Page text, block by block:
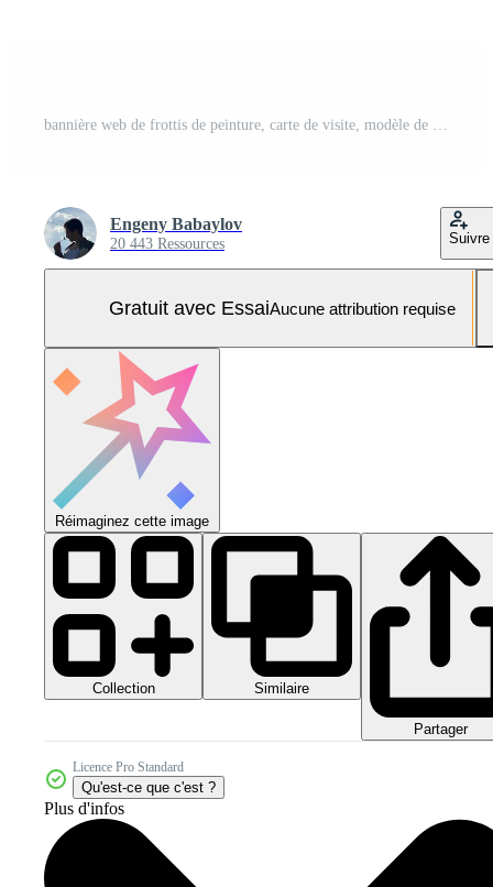
bannière web de frottis de peinture, carte de visite, modèle de 30 % de réduction - vecteur Vecteur Pro et SVG Pro
Engeny Babaylov
20 443 Ressources Suivre
Gratuit avec EssaiAucune attribution requise
Réimaginez cette image
Collection Similaire
Partager
Licence Pro Standard
Qu'est-ce que c'est ?
Plus d'infos